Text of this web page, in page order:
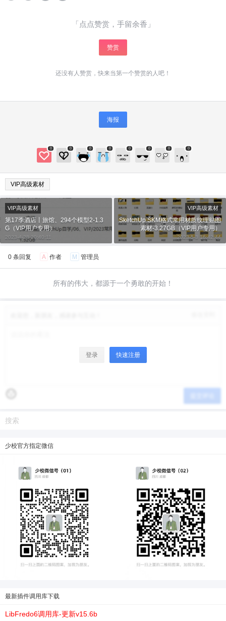
「点点赞赏，手留余香」
赞赏
还没有人赞赏，快来当第一个赞赏的人吧！
海报
0 0 0 0 0 0 0 0
VIP高级素材
¥
微信支付
VIP高级素材
第17季酒店丨旅馆、294个模型2-1.3
G（VIP用户专用）
2023-4-28 20:40:11
VIP高级素材
SketchUp SKM格式常用材质纹理贴图
素材-3.27GB（VIP用户专用）
2023-5-3 16:42:44
0 条回复 A 作者 M 管理员
所有的伟大，都源于一个勇敢的开始！
登录 快速注册
少校官方指定微信
最新插件调用库下载
LibFredo6调用库-更新v15.6b
您没有权限发布内容，请购买会员或者提升权
限。
6位以上